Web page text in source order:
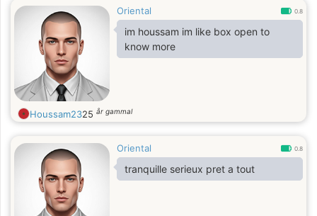
Oriental 0.8
im houssam im like box open to
know more
Houssam2325 år gammal
Oriental 0.8
tranquille serieux pret a tout